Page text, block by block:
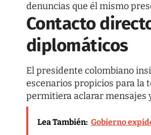
denuncias que él mismo
Contacto
diplomáticos
El presidente colombiano
escenarios propicios para la
permitiera aclarar mensajes
Lea También: Gobierno